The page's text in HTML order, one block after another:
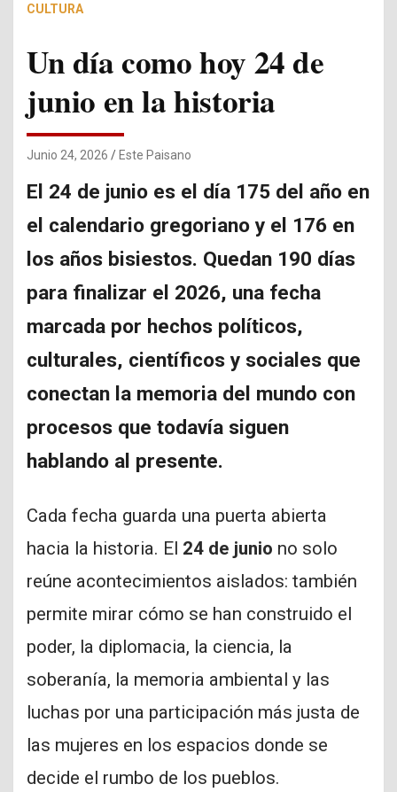
CULTURA
Un día como hoy 24 de
junio en la historia
Junio 24, 2026 Este Paisano
El 24 de junio es el día 175 del año en
el calendario gregoriano y el 176 en
los años bisiestos. Quedan 190 días
para finalizar el 2026, una fecha
marcada por hechos políticos,
culturales, científicos y sociales que
conectan la memoria del mundo con
procesos que todavía siguen
hablando al presente.
Cada fecha guarda una puerta abierta
hacia la historia. El 24 de junio no solo
reúne acontecimientos aislados: también
permite mirar cómo se han construido el
poder, la diplomacia, la ciencia, la
soberanía, la memoria ambiental y las
luchas por una participación más justa de
las mujeres en los espacios donde se
decide el rumbo de los pueblos.